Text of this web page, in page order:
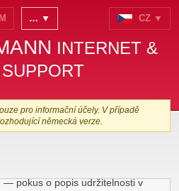
… ▼ CZ ▼
INTERNET &
pro informační účely. V případě
německá verze.
— pokus o popis udržitelnosti v